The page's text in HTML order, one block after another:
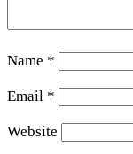
Name *
Email *
Website